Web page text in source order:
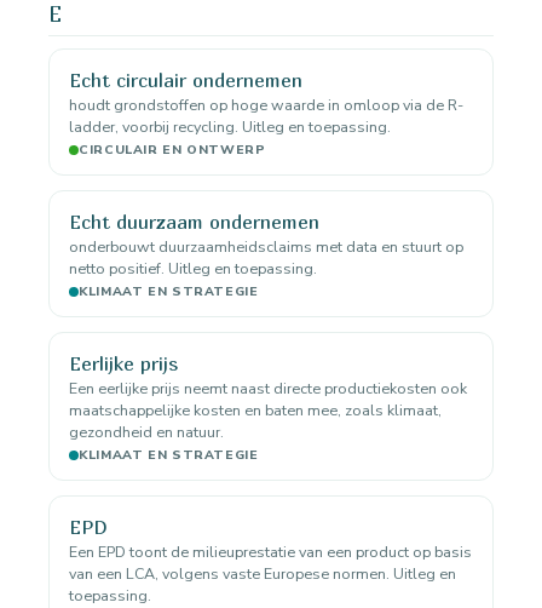
E
Echt circulair ondernemen
houdt grondstoffen op hoge waarde in omloop via de R-
ladder, voorbij recycling. Uitleg en toepassing.
CIRCULAIR EN ONTWERP
Echt duurzaam ondernemen
onderbouwt duurzaamheidsclaims met data en stuurt op
netto positief. Uitleg en toepassing.
KLIMAAT EN STRATEGIE
Eerlijke prijs
Een eerlijke prijs neemt naast directe productiekosten ook
maatschappelijke kosten en baten mee, zoals klimaat,
gezondheid en natuur.
KLIMAAT EN STRATEGIE
EPD
Een EPD toont de milieuprestatie van een product op basis
van een LCA, volgens vaste Europese normen. Uitleg en
toepassing.